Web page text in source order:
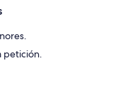
petición.